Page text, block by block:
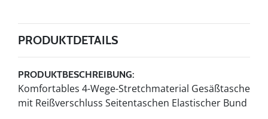
PRODUKTDETAILS
PRODUKTBESCHREIBUNG:
Komfortables 4-Wege-Stretchmaterial Gesäßtasche
mit Reißverschluss Seitentaschen Elastischer Bund